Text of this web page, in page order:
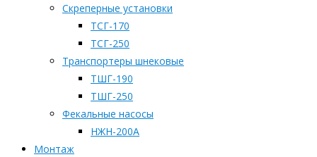
Скреперные установки
ТСГ-170
ТСГ-250
Транспортеры шнековые
ТШГ-190
ТШГ-250
Фекальные насосы
НЖН-200А
Монтаж